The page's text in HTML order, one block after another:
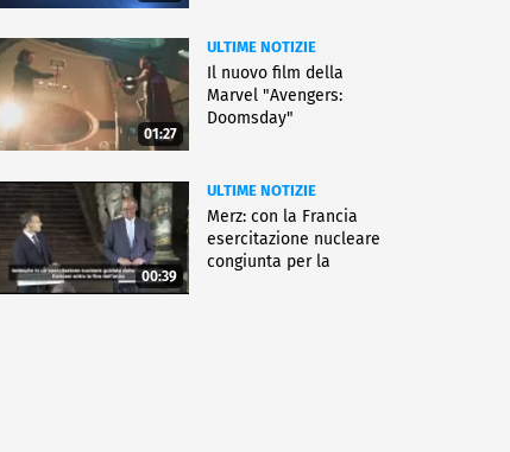
01:27
ULTIME NOTIZIE
Il nuovo film della
Marvel "Avengers:
Doomsday"
00:39
ULTIME NOTIZIE
Merz: con la Francia
esercitazione nucleare
congiunta per la